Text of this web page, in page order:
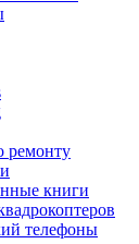
ремонту
книги
телефоны